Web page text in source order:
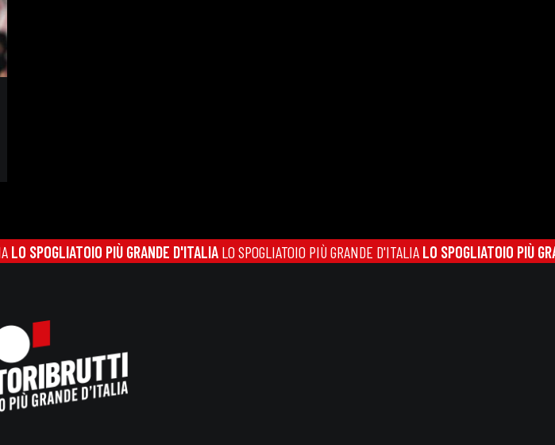
PIÙ GRANDE D'ITALIALO SPOGLIATOIO PIÙ GRANDE D'ITALIALO SPOGLIATOIO PIÙ